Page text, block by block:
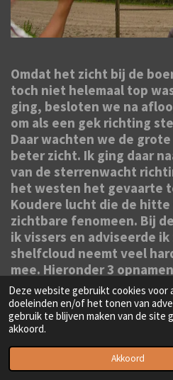
Deze website gebruikt cookies voor
doeleinden en/of het tonen van
gebruik te blijven maken van de site
akkoord.
Akkoord
Omdat het zicht bij de
toch niet helemaal top
ging, besloten we na
om als een gek richting
Daar wachten we de
beter zicht. Ik ging daar
van de sterrenwacht
het westen het gevaarte
Koudere lucht die de
zichtbare fenomeen. Bij
ik vissers en adviseerde
shelfcloud neemt veel
mee. Hieronder 3
naderde en overkwam. En
samengevoegd tot een
koepel van de